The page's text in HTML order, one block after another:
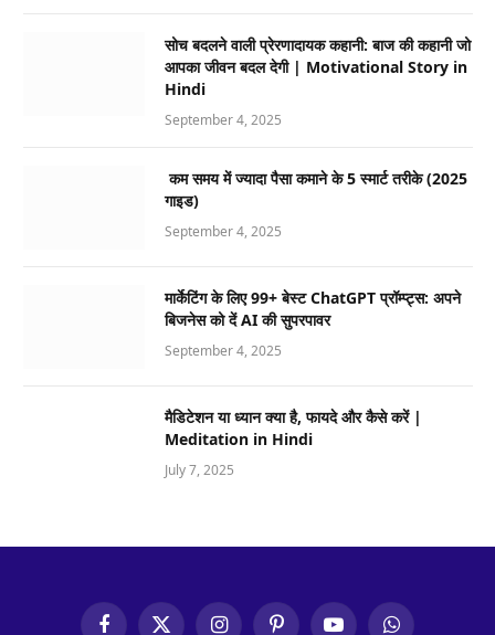
सोच बदलने वाली प्रेरणादायक कहानी: बाज की कहानी जो
आपका जीवन बदल देगी | Motivational Story in
Hindi
September 4, 2025
कम समय में ज्यादा पैसा कमाने के 5 स्मार्ट तरीके (2025
गाइड)
September 4, 2025
मार्केटिंग के लिए 99+ बेस्ट ChatGPT प्रॉम्प्ट्स: अपने
बिजनेस को दें AI की सुपरपावर
September 4, 2025
मैडिटेशन या ध्यान क्या है, फायदे और कैसे करें |
Meditation in Hindi
July 7, 2025